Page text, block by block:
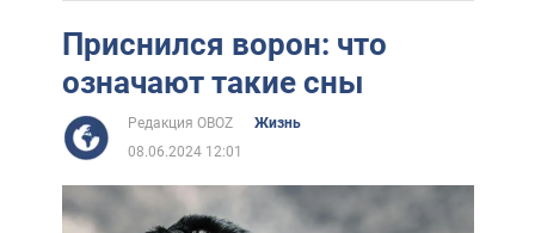
США
Африка
Приснился ворон: что
означают такие сны
Редакция OBOZ
Жизнь
08.06.2024 12:01